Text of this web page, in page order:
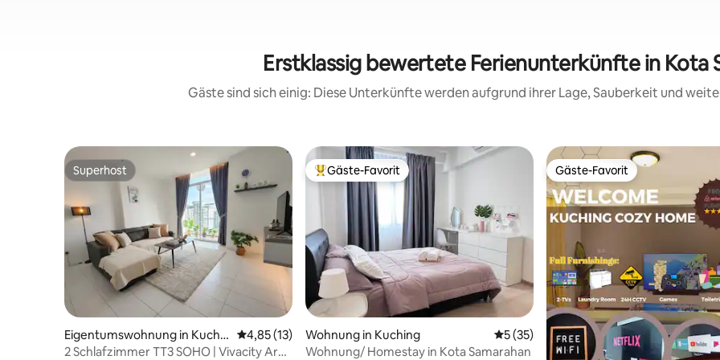
Erstklassig bewertete Ferienunterkünfte in Kota
Gäste sind sich einig: Diese Unterkünfte werden aufgrund ihrer Lage, Sauberkeit und
Superhost
Superhost
Eigentumswohnung in Kuchin
g
Durchschnittliche Bewertung: 4,85 von 5, 13 Bewertungen
4,85 (13)
2 Schlafzimmer TT3 SOHO | Vivacity Area
Beliebter Gäste-Favorit.
Gäste-Favorit
Wohnung in Kuching Durchschnittliche Bewertung: 5 von 5,
5 (35)
Wohnung/ Homestay in Kota Samarahan
Gäste-Favorit
Gäste-Favorit